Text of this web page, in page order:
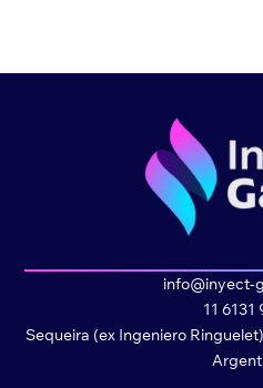
info@inyect-
11 6131
Sequeira (ex Ingeniero